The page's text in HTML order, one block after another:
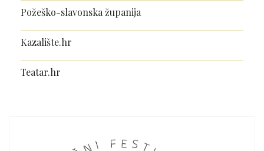
Požeško-slavonska županija
Kazalište.hr
Teatar.hr